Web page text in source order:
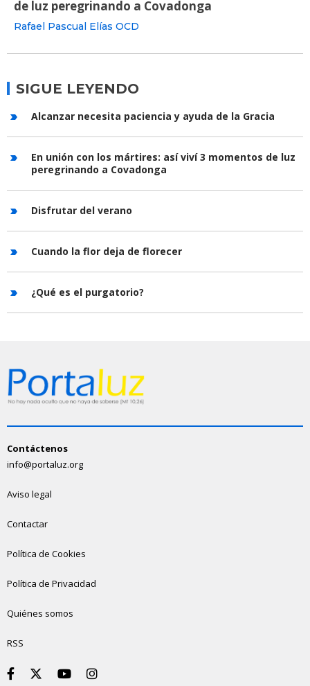
de luz peregrinando a Covadonga
Rafael Pascual Elías OCD
SIGUE LEYENDO
Alcanzar necesita paciencia y ayuda de la Gracia
En unión con los mártires: así viví 3 momentos de luz
peregrinando a Covadonga
Disfrutar del verano
Cuando la flor deja de florecer
¿Qué es el purgatorio?
Contáctenos
info@portaluz.org
Aviso legal
Contactar
Política de Cookies
Política de Privacidad
Quiénes somos
RSS